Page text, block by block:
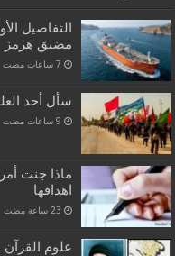
التفاصيل
مضيق هرمز
سأل أحد
ماذا جنت
اهدافها
علوم